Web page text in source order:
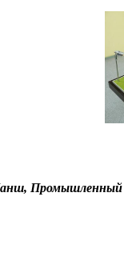
Промышленный